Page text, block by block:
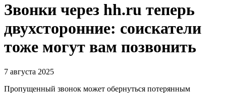
Звонки через hh.ru теперь
двухсторонние: соискатели
тоже могут вам позвонить
7 августа 2025
Пропущенный звонок может обернуться потерянным